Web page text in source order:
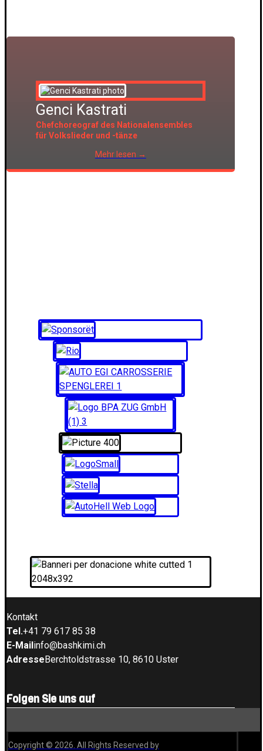
Genci Kastrati
Chefchoreograf des Nationalensembles
für Volkslieder und -tänze
Mehr lesen →
Kontakt
Tel.+41 79 617 85 38
E-Mailinfo@bashkimi.ch
AdresseBerchtoldstrasse 10, 8610 Uster
Folgen Sie uns auf
Copyright © 2026. All Rights Reserved by